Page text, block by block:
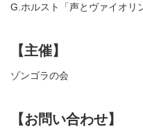
G.ホルスト「声とヴァイオ
【主催】
ゾンゴラの会
【お問い合わせ】